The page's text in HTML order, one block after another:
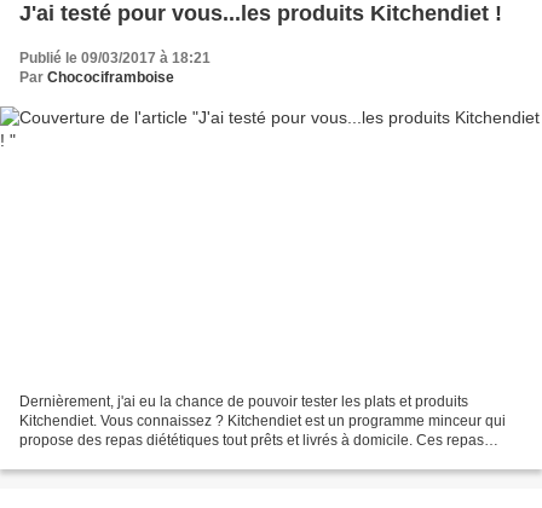
J'ai testé pour vous...les produits Kitchendiet !
Publié le 09/03/2017 à 18:21
Par Chocociframboise
Dernièrement, j'ai eu la chance de pouvoir tester les plats et produits
Kitchendiet. Vous connaissez ? Kitchendiet est un programme minceur qui
propose des repas diététiques tout prêts et livrés à domicile. Ces repas